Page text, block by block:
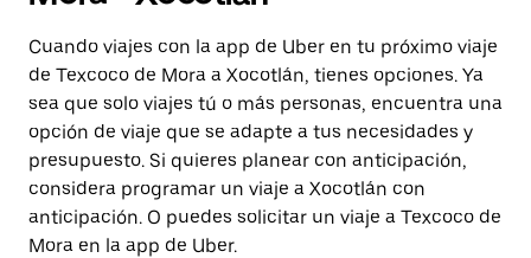
Cuando viajes con la app de Uber en tu próximo viaje
de Texcoco de Mora a Xocotlán, tienes opciones. Ya
sea que solo viajes tú o más personas, encuentra una
opción de viaje que se adapte a tus necesidades y
presupuesto. Si quieres planear con anticipación,
considera programar un viaje a Xocotlán con
anticipación. O puedes solicitar un viaje a Texcoco de
Mora en la app de Uber.